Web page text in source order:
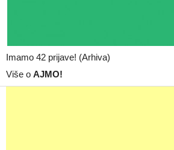
Imamo 42 prijave! (Arhiva)
Više o AJMO!